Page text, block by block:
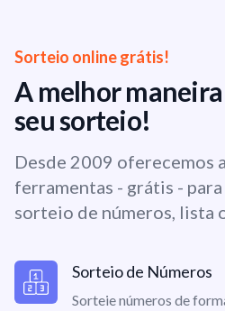
Sorteio online grátis!
A melhor
seu sorteio!
Desde 2009 oferecemos
ferramentas - grátis -
sorteio de números, lista
Sorteio de Números
Sorteie números de